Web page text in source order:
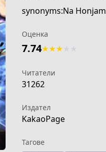
synonyms:Na
Оценка
7.74★★★
Читатели
31262
Издател
KakaoPage
Тагове